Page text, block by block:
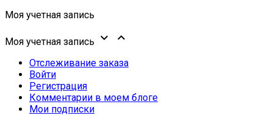
Моя учетная запись
Моя учетная запись  
Отслеживание заказа
Войти
Регистрация
Комментарии в моем блоге
Мои подписки